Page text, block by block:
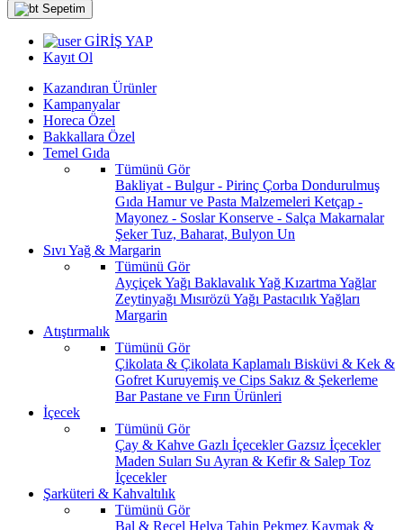
Sepetim
GİRİŞ YAP
Kayıt Ol
Kazandıran Ürünler
Kampanyalar
Horeca Özel
Bakkallara Özel
Temel Gıda
Tümünü Gör
Bakliyat - Bulgur - Pirinç Çorba Dondurulmuş
Gıda Hamur ve Pasta Malzemeleri Ketçap -
Mayonez - SoslarKonserve - Salça Makarnalar
ŞekerTuz, Baharat, Bulyon Un
Sıvı Yağ & Margarin
Tümünü Gör
Ayçiçek Yağı Baklavalık Yağ Kızartma Yağlar
Zeytinyağı Mısırözü Yağı Pastacılık Yağları
Margarin
Atıştırmalık
Tümünü Gör
Çikolata & Çikolata Kaplamalı Bisküvi & Kek &
Gofret Kuruyemiş ve Cips Sakız & Şekerleme
BarPastane ve Fırın Ürünleri
İçecek
Tümünü Gör
Çay & Kahve Gazlı İçeceklerGazsız İçecekler
Maden Suları Su Ayran & Kefir & Salep Toz
İçecekler
Şarküteri & Kahvaltılık
Tümünü Gör
Bal & Reçel Helva Tahin Pekmez Kaymak &